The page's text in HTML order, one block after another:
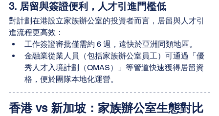
3. 居留與簽證便利，人才引進門檻低
對計劃在港設立家族辦公室的投資者而言，居留與人才引
進流程更高效：
工作簽證審批僅需約 6 週，遠快於亞洲同類地區。
金融業從業人員（包括家族辦公室員工）可通過「優
秀人才入境計劃（QMAS）」等管道快速獲得居留資
格，便於團隊本地化運營。
香港 vs 新加坡：家族辦公室生態對比